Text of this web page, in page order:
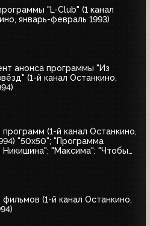
"L-Club" (1 канал
январь-февраль 1993)
анонса программы "Из
(1-й канал Останкино,
(1-й канал Останкино,
"50x50"; "Программа
Никишина"; "Максима"; "Чтобы
(1-й канал Останкино,